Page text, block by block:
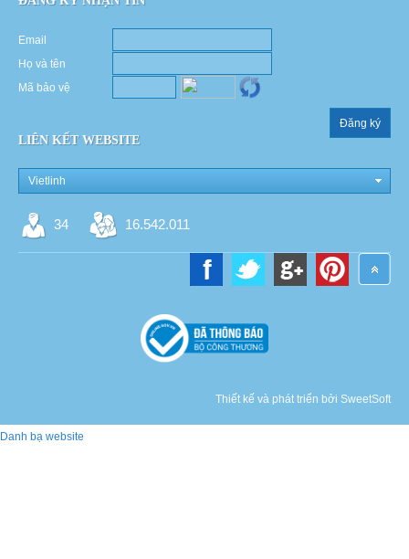
Email
Họ và tên
Mã bảo vệ
Đăng ký
LIÊN KẾT WEBSITE
Vietlinh
34 16.542.011
Thiết kế và phát triển bởi SweetSoft
Danh bạ website